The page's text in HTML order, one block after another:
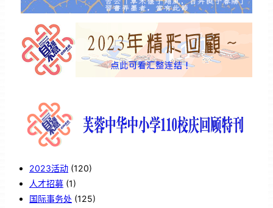
2023活动 (120)
人才招募 (1)
国际事务处 (125)